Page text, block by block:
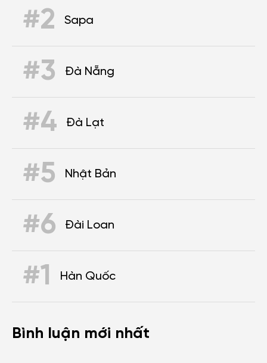
#2 Sapa
#3 Đà Nẵng
#4 Đà Lạt
#5 Nhật Bản
#6 Đài Loan
#1 Hàn Quốc
Bình luận mới nhất